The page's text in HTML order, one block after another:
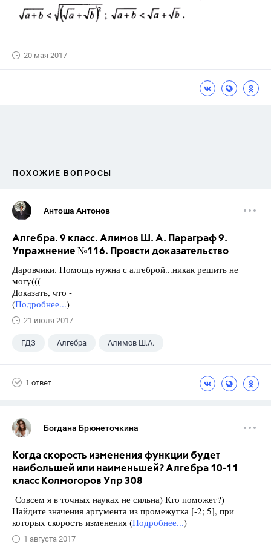
20 мая 2017
ПОХОЖИЕ ВОПРОСЫ
Антоша Антонов
Алгебра. 9 класс. Алимов Ш. А. Параграф 9.
Упражнение №116. Провсти доказательство
Даровчики. Помощь нужна с алгеброй...никак решить не
могу(((
Доказать, что -
(Подробнее...)
21 июля 2017
ГДЗ Алгебра Алимов Ш.А.
1 ответ
Богдана Брюнеточкина
Когда скорость изменения функции будет
наибольшей или наименьшей? Алгебра 10-11
класс Колмогоров Упр 308
Совсем я в точных науках не сильна) Кто поможет?)
Найдите значения аргумента из промежутка [-2; 5], при
которых скорость изменения (Подробнее...)
1 августа 2017